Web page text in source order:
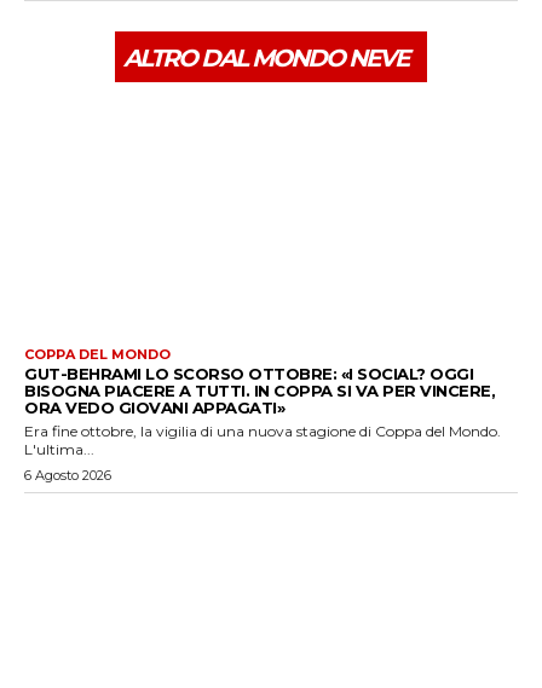
ALTRO DAL MONDO NEVE
COPPA DEL MONDO
GUT-BEHRAMI LO SCORSO OTTOBRE: «I SOCIAL? OGGI
BISOGNA PIACERE A TUTTI. IN COPPA SI VA PER VINCERE,
ORA VEDO GIOVANI APPAGATI»
Era fine ottobre, la vigilia di una nuova stagione di Coppa del Mondo.
L'ultima...
6 Agosto 2026